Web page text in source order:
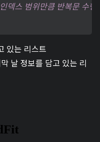
덱스 범위만큼 반복문 수
있는 리스트
날 정보를 담고 있는 리